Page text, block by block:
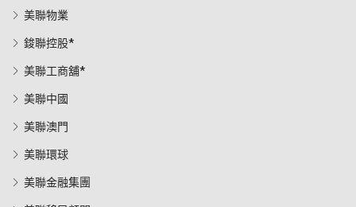
美聯物業
鋑聯控股*
美聯工商舖*
美聯中國
美聯澳門
美聯環球
美聯金融集團